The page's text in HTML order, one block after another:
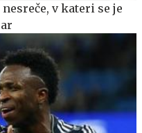
v kateri se je